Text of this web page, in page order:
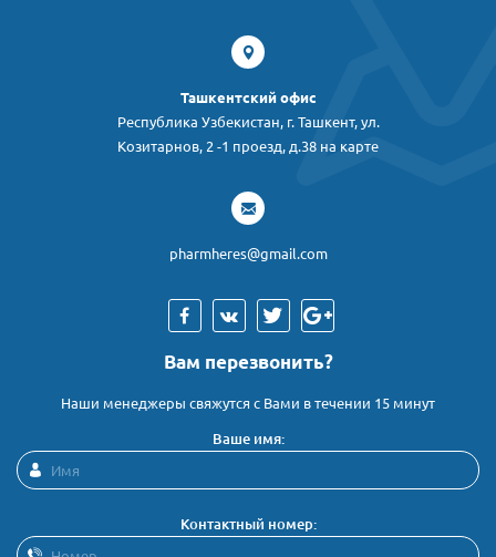
Ташкентский офис
Республика Узбекистан, г. Ташкент, ул.
Козитарнов, 2 -1 проезд, д.38 на карте
pharmheres@gmail.com
Вам перезвонить?
Наши менеджеры свяжутся с Вами в течении 15 минут
Ваше имя:
Контактный номер: